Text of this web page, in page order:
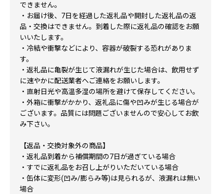
できません。
・お届け後、7日を経過した返礼品や開封した返礼品の返
品・交換はできません。到着した際に返礼品の確認をお願
いいたします。
・冷結や衝撃などにより、容器が破裂する恐れがありま
す。
・返礼品に亀裂が生じて液漏れが生じた場合は、飲用せず
に速やかに配送業者へご連絡をお願いします。
・直射日光や高温多湿の場所を避けて保存してください。
・外箱に衝撃がかかり、返礼品に傷や凹みが生じる場合が
ございます。品質には問題ございませんので安心してお飲
み下さい。
【返品・交換対象外の商品】
・返礼品到着から補償期間の7日が過ぎている場合
・すでに返礼品をお召し上がりいただいている場合
・缶体に変形(凹み/膨らみ等)は見られるが、液漏れは無い
場合